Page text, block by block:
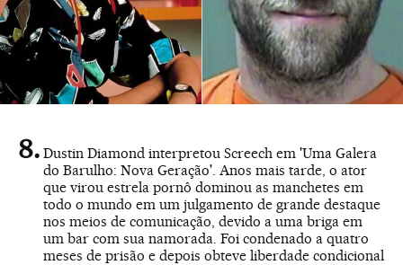
Dustin Diamond interpretou Screech em 'Uma Galera
do Barulho: Nova Geração'. Anos mais tarde, o ator
que virou estrela pornô dominou as manchetes em
todo o mundo em um julgamento de grande destaque
nos meios de comunicação, devido a uma briga em
um bar com sua namorada. Foi condenado a quatro
meses de prisão e depois obteve liberdade condicional